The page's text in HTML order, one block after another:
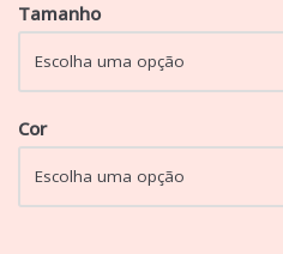
Tamanho
Cor